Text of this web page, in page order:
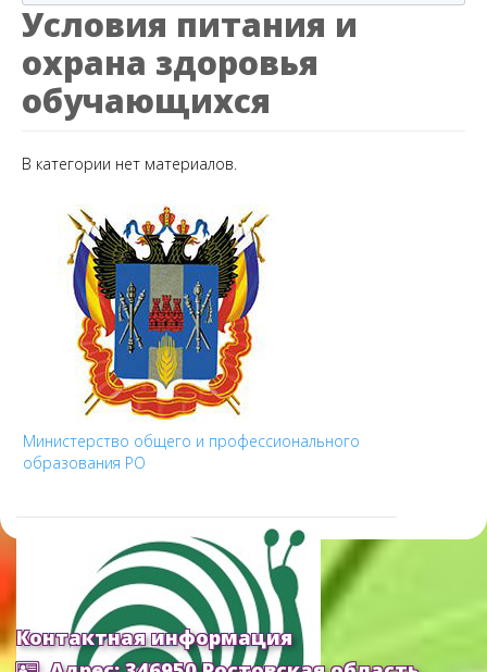
Условия питания и
охрана здоровья
обучающихся
В категории нет материалов.
Министерство общего и профессионального
образования РО
Контактная информация